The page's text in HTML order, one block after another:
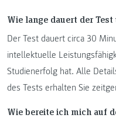
Wie lange dauert der
Der Test dauert circa 30
intellektuelle
Studienerfolg hat. Alle
des Tests erhalten Sie
Wie bereite ich mich auf